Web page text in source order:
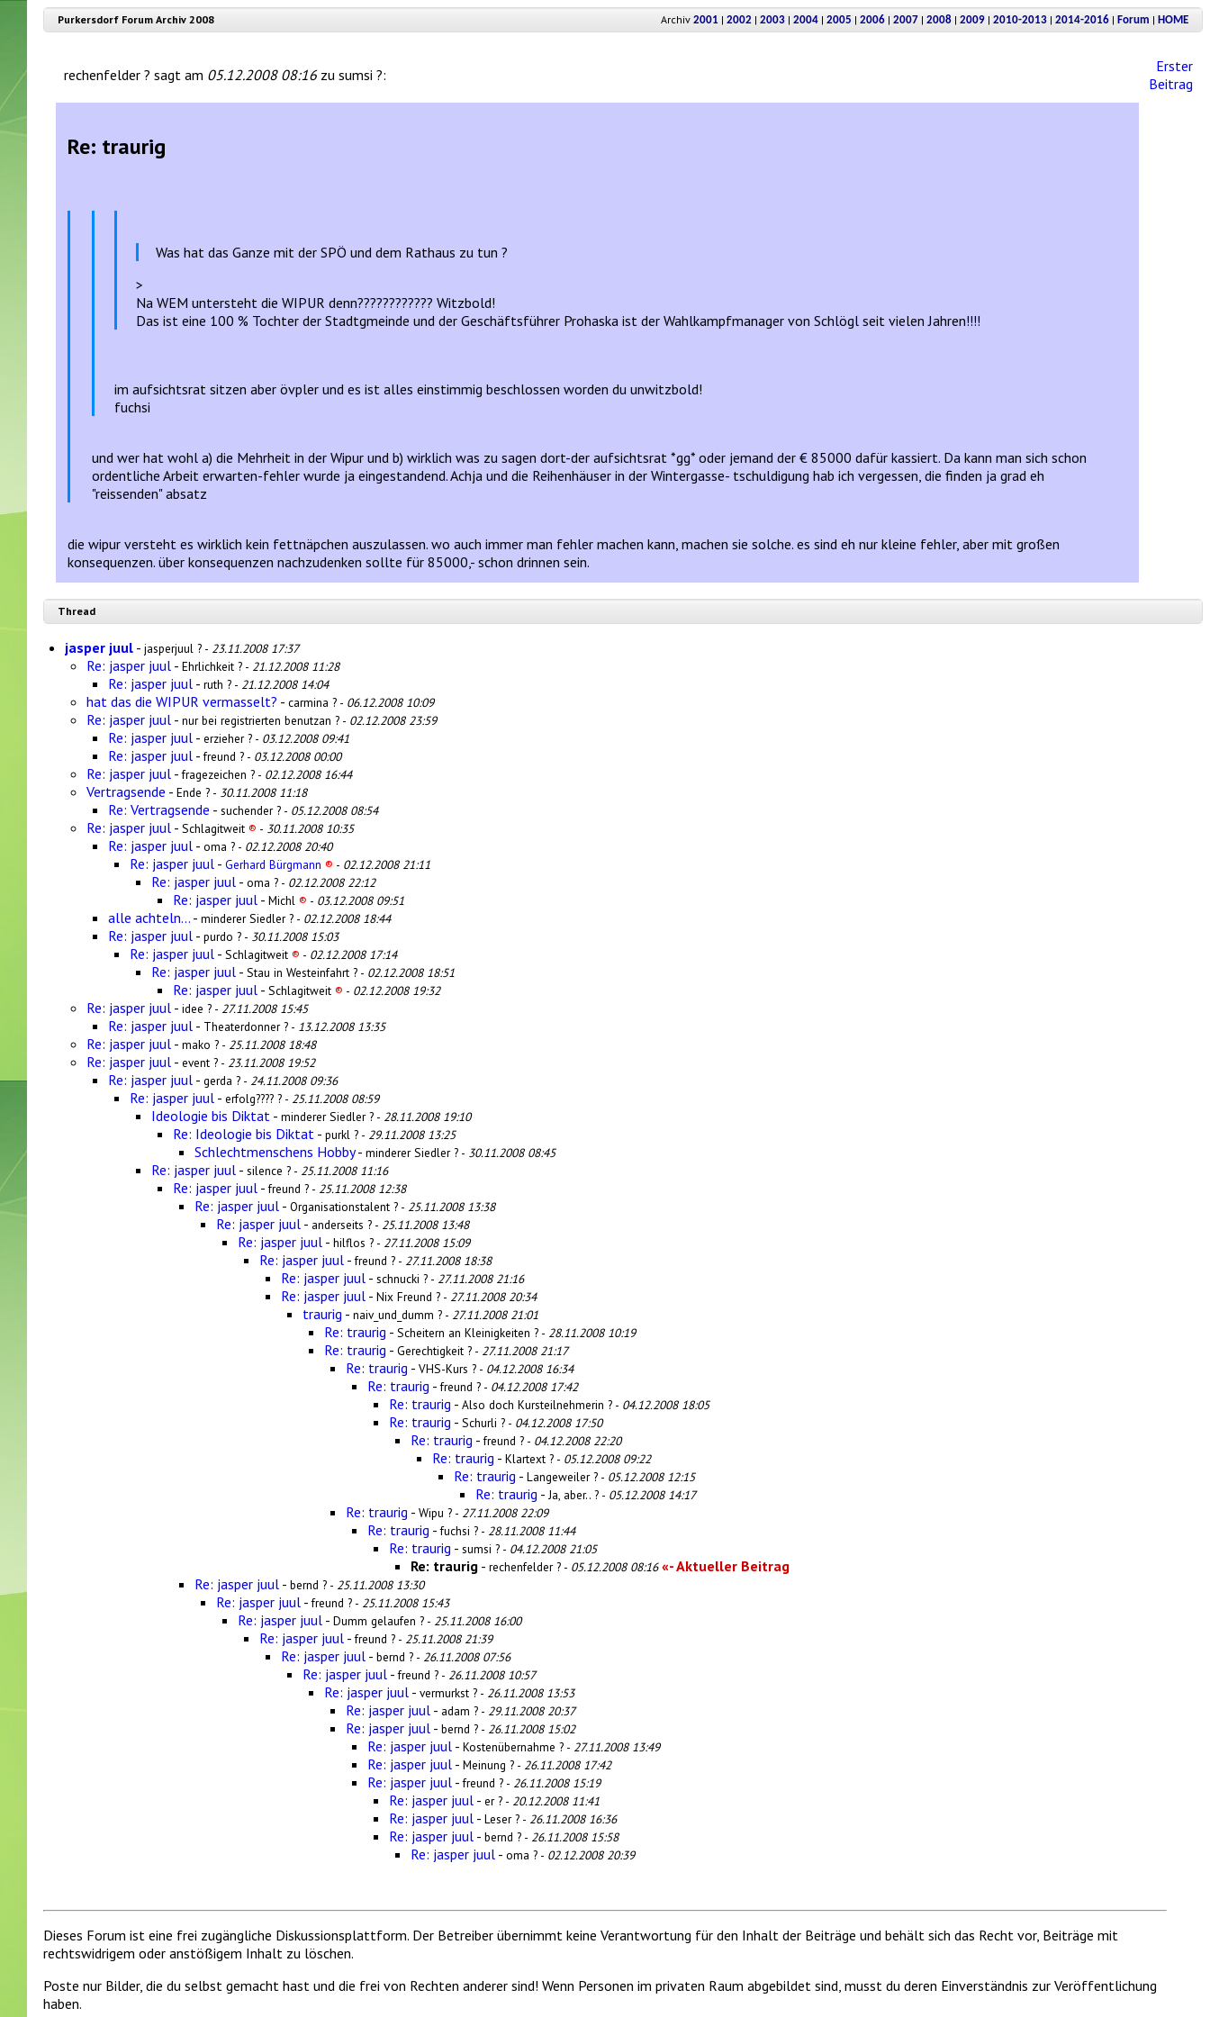
Purkersdorf Forum Archiv 2008 Archiv 2001 | 2002 | 2003 | 2004 | 2005 | 2006 | 2007 | 2008 | 2009 | 2010-2013 | 2014-2016 | Forum | HOME
rechenfelder ? sagt am 05.12.2008 08:16zu sumsi ?:
Erster
Beitrag
Re: traurig
Was hat das Ganze mit der SPÖ und dem Rathaus zu tun ?
>
Na WEM untersteht die WIPUR denn???????????? Witzbold!
Das ist eine 100 % Tochter der Stadtgmeinde und der Geschäftsführer Prohaska ist der Wahlkampfmanager von Schlögl seit vielen Jahren!!!!
im aufsichtsrat sitzen aber övpler und es ist alles einstimmig beschlossen worden du unwitzbold!
fuchsi
und wer hat wohl a) die Mehrheit in der Wipur und b) wirklich was zu sagen dort-der aufsichtsrat *gg* oder jemand der € 85000 dafür kassiert. Da kann man sich schon
ordentliche Arbeit erwarten-fehler wurde ja eingestandend. Achja und die Reihenhäuser in der Wintergasse- tschuldigung hab ich vergessen, die finden ja grad eh
"reissenden" absatz
die wipur versteht es wirklich kein fettnäpchen auszulassen. wo auch immer man fehler machen kann, machen sie solche. es sind eh nur kleine fehler, aber mit großen
konsequenzen. über konsequenzen nachzudenken sollte für 85000,- schon drinnen sein.
Thread
jasper juul - jasperjuul ? - 23.11.2008 17:37
Re: jasper juul - Ehrlichkeit ? - 21.12.2008 11:28
Re: jasper juul - ruth ? - 21.12.2008 14:04
hat das die WIPUR vermasselt? - carmina ? - 06.12.2008 10:09
Re: jasper juul - nur bei registrierten benutzan ? - 02.12.2008 23:59
Re: jasper juul - erzieher ? - 03.12.2008 09:41
Re: jasper juul -freund ? - 03.12.2008 00:00
Re: jasper juul -fragezeichen ? - 02.12.2008 16:44
Vertragsende - Ende ? - 30.11.2008 11:18
Re: Vertragsende - suchender ? - 05.12.2008 08:54
Re: jasper juul - Schlagitweit ® - 30.11.2008 10:35
Re: jasper juul - oma ? - 02.12.2008 20:40
Re: jasper juul - Gerhard Bürgmann ® - 02.12.2008 21:11
Re: jasper juul - oma ? - 02.12.2008 22:12
Re: jasper juul - Michl ® - 03.12.2008 09:51
alle achteln... - minderer Siedler ? - 02.12.2008 18:44
Re: jasper juul - purdo ? - 30.11.2008 15:03
Re: jasper juul - Schlagitweit ® - 02.12.2008 17:14
Re: jasper juul - Stau in Westeinfahrt ? - 02.12.2008 18:51
Re: jasper juul - Schlagitweit ® - 02.12.2008 19:32
Re: jasper juul - idee ? - 27.11.2008 15:45
Re: jasper juul - Theaterdonner ? - 13.12.2008 13:35
Re: jasper juul - mako ? - 25.11.2008 18:48
Re: jasper juul - event ? - 23.11.2008 19:52
Re: jasper juul - gerda ? - 24.11.2008 09:36
Re: jasper juul - erfolg???? ? - 25.11.2008 08:59
Ideologie bis Diktat - minderer Siedler ? - 28.11.2008 19:10
Re: Ideologie bis Diktat - purkl ? - 29.11.2008 13:25
Schlechtmenschens Hobby- minderer Siedler ? - 30.11.2008 08:45
Re: jasper juul - silence ? - 25.11.2008 11:16
Re: jasper juul -freund ? - 25.11.2008 12:38
Re: jasper juul - Organisationstalent ? - 25.11.2008 13:38
Re: jasper juul - anderseits ? - 25.11.2008 13:48
Re: jasper juul - hilflos ? - 27.11.2008 15:09
Re: jasper juul -freund ? - 27.11.2008 18:38
Re: jasper juul - schnucki ? - 27.11.2008 21:16
Re: jasper juul - Nix Freund ? - 27.11.2008 20:34
traurig - naiv_und_dumm ? - 27.11.2008 21:01
Re: traurig - Scheitern an Kleinigkeiten ? - 28.11.2008 10:19
Re: traurig - Gerechtigkeit ? - 27.11.2008 21:17
Re: traurig - VHS-Kurs ? - 04.12.2008 16:34
Re: traurig -freund ? - 04.12.2008 17:42
Re: traurig - Also doch Kursteilnehmerin ? - 04.12.2008 18:05
Re: traurig - Schurli ? - 04.12.2008 17:50
Re: traurig -freund ? - 04.12.2008 22:20
Re: traurig - Klartext ? - 05.12.2008 09:22
Re: traurig - Langeweiler ? - 05.12.2008 12:15
Re: traurig - Ja, aber.. ? - 05.12.2008 14:17
Re: traurig - Wipu ? - 27.11.2008 22:09
Re: traurig -fuchsi ? - 28.11.2008 11:44
Re: traurig - sumsi ? - 04.12.2008 21:05
Re: traurig - rechenfelder ? - 05.12.2008 08:16«- Aktueller Beitrag
Re: jasper juul - bernd ? - 25.11.2008 13:30
Re: jasper juul -freund ? - 25.11.2008 15:43
Re: jasper juul - Dumm gelaufen ? - 25.11.2008 16:00
Re: jasper juul -freund ? - 25.11.2008 21:39
Re: jasper juul - bernd ? - 26.11.2008 07:56
Re: jasper juul -freund ? - 26.11.2008 10:57
Re: jasper juul - vermurkst ? - 26.11.2008 13:53
Re: jasper juul - adam ? - 29.11.2008 20:37
Re: jasper juul - bernd ? - 26.11.2008 15:02
Re: jasper juul - Kostenübernahme ? - 27.11.2008 13:49
Re: jasper juul - Meinung ? - 26.11.2008 17:42
Re: jasper juul -freund ? - 26.11.2008 15:19
Re: jasper juul - er ? - 20.12.2008 11:41
Re: jasper juul - Leser ? - 26.11.2008 16:36
Re: jasper juul - bernd ? - 26.11.2008 15:58
Re: jasper juul - oma ? - 02.12.2008 20:39
Dieses Forum ist eine frei zugängliche Diskussionsplattform. Der Betreiber übernimmt keine Verantwortung für den Inhalt der Beiträge und behält sich das Recht vor, Beiträge mit
rechtswidrigem oder anstößigem Inhalt zu löschen.
Poste nur Bilder, die du selbst gemacht hast und die frei von Rechten anderer sind! Wenn Personen im privaten Raum abgebildet sind, musst du deren Einverständnis zur Veröffentlichung
haben.